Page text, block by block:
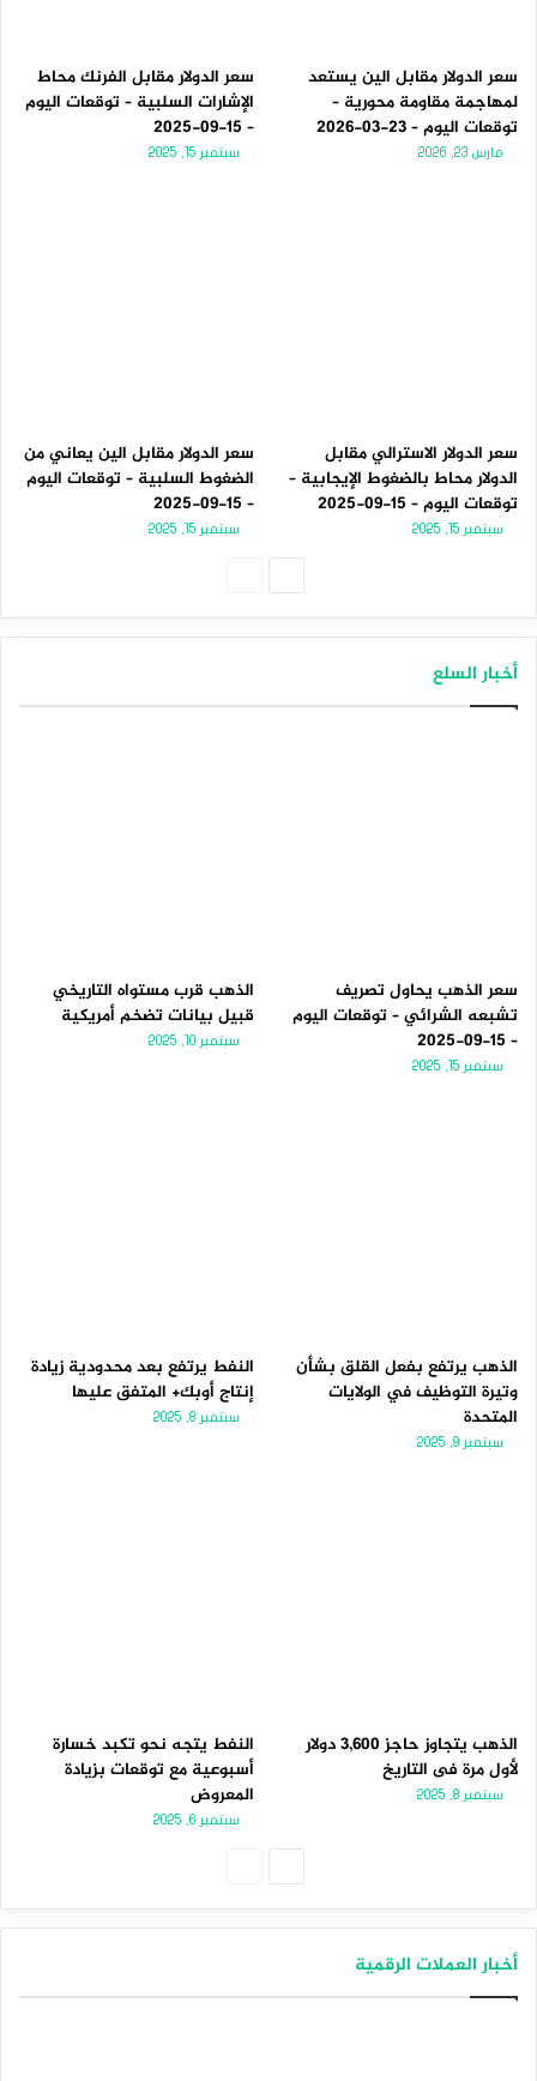
سعر الدولار مقابل الين يستعد
لمهاجمة مقاومة محورية –
توقعات اليوم – 23-03-2026
مارس 23, 2026
سعر الدولار مقابل الفرنك محاط
الإشارات السلبية – توقعات اليوم
– 15-09-2025
سبتمبر 15, 2025
سعر الدولار الاسترالي مقابل
الدولار محاط بالضغوط الإيجابية –
توقعات اليوم – 15-09-2025
سبتمبر 15, 2025
سعر الدولار مقابل الين يعاني من
الضغوط السلبية – توقعات اليوم
– 15-09-2025
سبتمبر 15, 2025
أخبار السلع
سعر الذهب يحاول تصريف
تشبعه الشرائي – توقعات اليوم
– 15-09-2025
سبتمبر 15, 2025
الذهب قرب مستواه التاريخي
قبيل بيانات تضخم أمريكية
سبتمبر 10, 2025
الذهب يرتفع بفعل القلق بشأن
وتيرة التوظيف في الولايات
المتحدة
سبتمبر 9, 2025
النفط يرتفع بعد محدودية زيادة
إنتاج أوبك+ المتفق عليها
سبتمبر 8, 2025
الذهب يتجاوز حاجز 3,600 دولار
لأول مرة فى التاريخ
سبتمبر 8, 2025
النفط يتجه نحو تكبد خسارة
أسبوعية مع توقعات بزيادة
المعروض
سبتمبر 6, 2025
أخبار العملات الرقمية